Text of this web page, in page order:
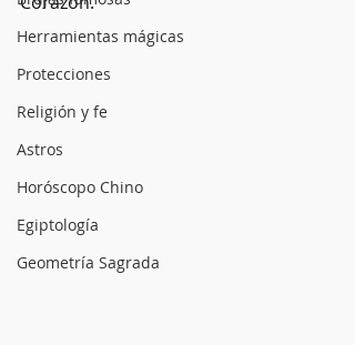
Herramientas mágicas
Protecciones
Religión y fe
Astros
Horóscopo Chino
Egiptología
Geometría Sagrada